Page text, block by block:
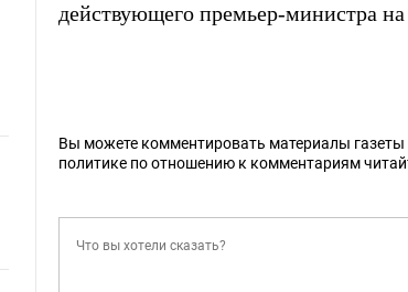
действующего премьер-министра
Вы можете комментировать материалы
политике по отношению к комментариям